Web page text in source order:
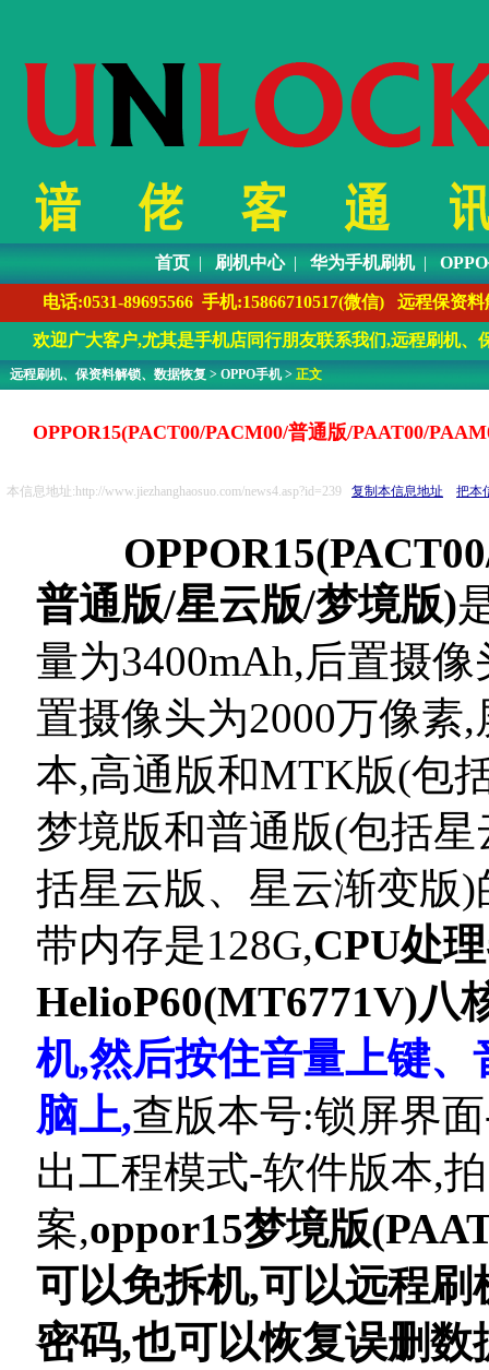
首页| 刷机中心| 华为手机刷机|
电话:0531-89695566 手机:15866710517(微信) 远程保资
欢迎广大客户,尤其是手机店同行朋友联系我们,远程刷机
远程刷机、保资料解锁、数据恢复 > OPPO手机> 正文
OPPOR15(PACT00/PACM00/普通版/PAAT00/
本信息地址:http://www.jiezhanghaosuo.com/news4.asp?id=239 复制本信息地址 把本
普通版/星云版/梦境版)
量为3400mAh,后置摄
置摄像头为2000万像素
本,高通版和MTK版(包
梦境版和普通版(包括
括星云版、星云渐变版
带内存是128G,CPU处
HelioP60(MT6771V)八
机,然后按住音量上键
脑上,查版本号:锁屏界
出工程模式-软件版本,
案,oppor15梦境版
可以免拆机,可以远程
密码,也可以恢复误删数